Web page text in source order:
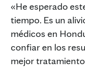
«He esperado
tiempo. Es un
médicos en
confiar en los
mejor